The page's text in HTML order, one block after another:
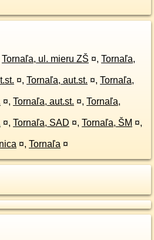
Tornaľa, ul. mieru ZŠ ¤, Tornaľa,
¤, Tornaľa, aut.st. ¤, Tornaľa,
¤, Tornaľa, aut.st. ¤, Tornaľa,
¤, Tornaľa, SAD ¤, Tornaľa, ŠM ¤,
¤, Tornaľa ¤